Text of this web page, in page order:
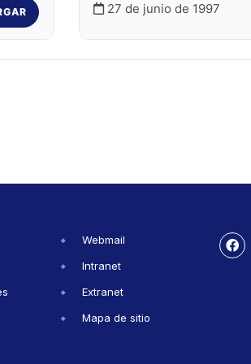
27 de junio de 1997
Webmail
Intranet
Extranet
Mapa de sitio